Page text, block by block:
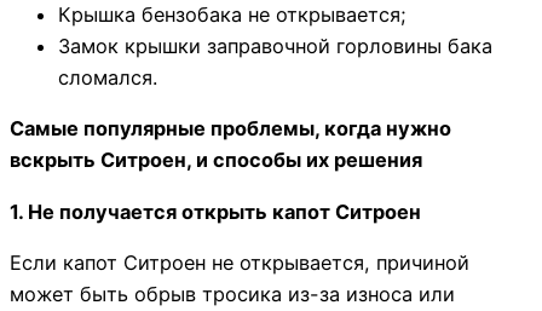
Крышка бензобака не открывается;
Замок крышки заправочной горловины бака
сломался.
Самые популярные проблемы, когда нужно
вскрыть Ситроен, и способы их решения
1. Не получается открыть капот Ситроен
Если капот Ситроен не открывается, причиной
может быть обрыв тросика из-за износа или